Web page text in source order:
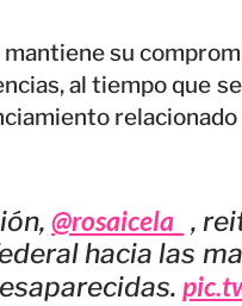
su
al tiempo que
@rosaicela_ ,
hacia las